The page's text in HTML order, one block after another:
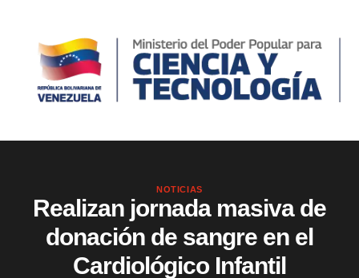
NOTICIAS
Realizan jornada masiva de
donación de sangre en el
Cardiológico Infantil